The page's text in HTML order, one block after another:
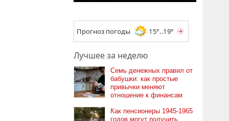
Прогноз погоды 15°..19°
Лучшее за неделю
Семь денежных правил от
бабушки: как простые
привычки меняют
отношение к финансам
Как пенсионеры 1945-1965
годов могут получить